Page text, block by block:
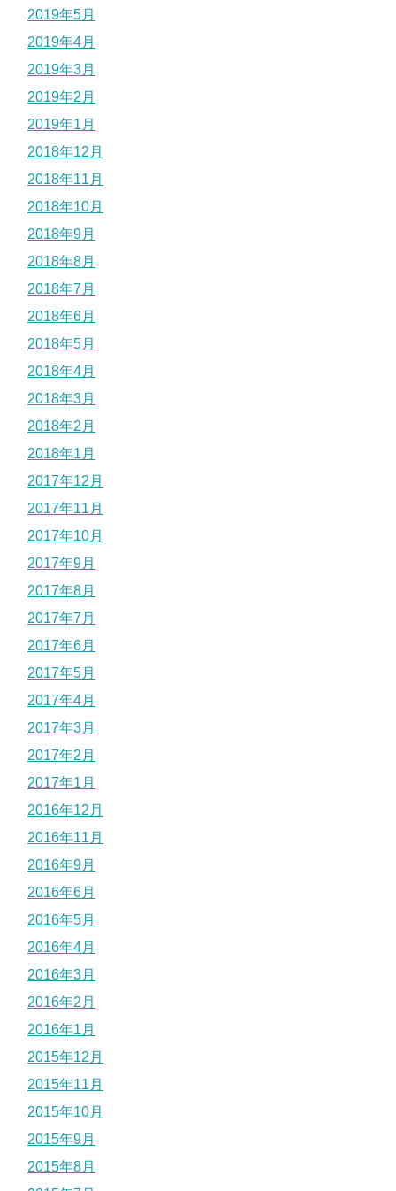
2019年5月
2019年4月
2019年3月
2019年2月
2019年1月
2018年12月
2018年11月
2018年10月
2018年9月
2018年8月
2018年7月
2018年6月
2018年5月
2018年4月
2018年3月
2018年2月
2018年1月
2017年12月
2017年11月
2017年10月
2017年9月
2017年8月
2017年7月
2017年6月
2017年5月
2017年4月
2017年3月
2017年2月
2017年1月
2016年12月
2016年11月
2016年9月
2016年6月
2016年5月
2016年4月
2016年3月
2016年2月
2016年1月
2015年12月
2015年11月
2015年10月
2015年9月
2015年8月